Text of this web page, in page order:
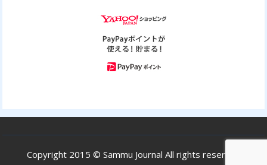
Copyright 2015 © Sammu Journal All rights reserved